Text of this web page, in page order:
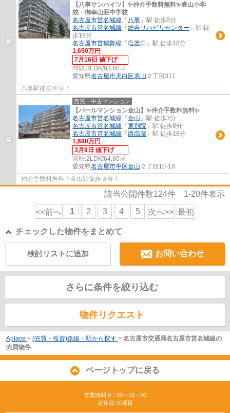
【八事サンハイツ】✨️仲介手数料無料✨️表山小学
校・御幸山亜中学校
名古屋市営名城線 「 八事 」駅 徒歩8分
名古屋市営名城線 「 総合リハビリセンター 」駅 徒
歩18分
名古屋市営鶴舞線 「 塩釜口 」駅 徒歩18分
1,650万円
7月16日 値下げ
間取:3LDK/93.60㎡
愛知県名古屋市天白区表山 ２丁目311
八事駅徒歩８分！
売買｜中古マンション
【パールマンション金山】✨️仲介手数料無料✨️
名古屋市営名城線 「 金山 」駅 徒歩3分
名古屋市営名城線 「 東別院 」駅 徒歩8分
名古屋市営名城線 「 西高蔵 」駅 徒歩18分
1,680万円
3月9日 値下げ
間取:2LDK/64.80㎡
愛知県名古屋市中区金山 ２丁目10-18
仲介手数料無料！金山駅徒歩３分！
該当公開件数124件 1-20件表示
<<前へ 1 2 3 4 5 次へ>> 最初
チェックした物件をまとめて
お問い合わせ
検討リストに追加
さらに条件を絞り込む
物件リクエスト
Aplace > (売買・投資)路線・駅から探す > 名古屋市交通局名古屋市営名城線の
売買物件
ページトップに戻る
営業時間:9：00～19：00
定休日:水曜日